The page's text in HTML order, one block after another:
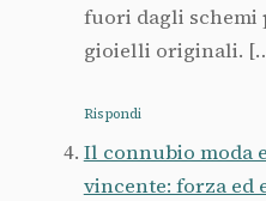
fuori dagli schemi
gioielli originali.
Rispondi
Il connubio moda
vincente: forza ed